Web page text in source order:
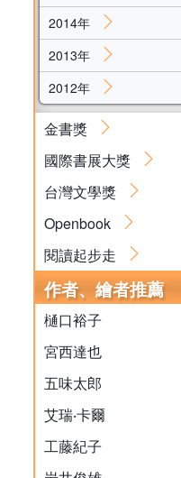
2014年
2013年
2012年
金書獎
國際書展大獎
台灣文學獎
Openbook
閱讀起步走
作者、繪者推薦
樋口裕子
宮西達也
五味太郎
艾瑞‧卡爾
工藤紀子